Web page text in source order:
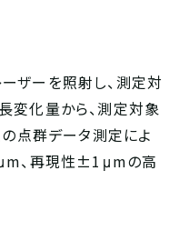
ザーを照射し、測定対
変化量から、測定対象
点群データ測定によ
、再現性±1μmの高